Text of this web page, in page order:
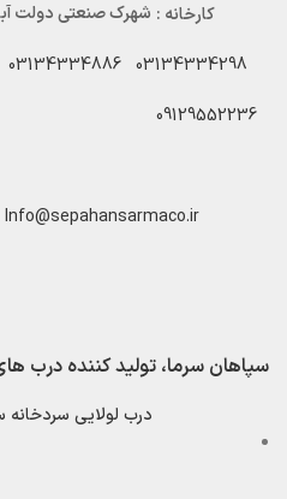
کارخانه : شهرک صنعتی دولت
03134334298
03134334886
09129552236
Info@sepahansarmaco.ir
سپاهان سرما، تولید کننده درب
درب لولایی سردخانه